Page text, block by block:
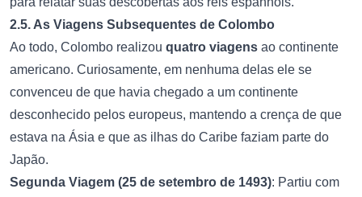
2.5. As Viagens Subsequentes de Colombo
Ao todo, Colombo realizou quatro viagens ao continente
americano. Curiosamente, em nenhuma delas ele se
convenceu de que havia chegado a um continente
desconhecido pelos europeus, mantendo a crença de que
estava na Ásia e que as ilhas do Caribe faziam parte do
Japão.
Segunda Viagem (25 de setembro de 1493): Partiu com